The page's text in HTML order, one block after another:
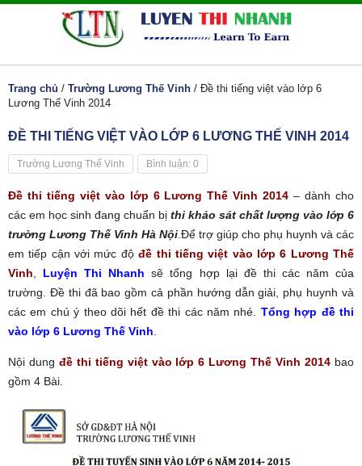
Trang chủ / Trường Lương Thế Vinh / Đề thi tiếng việt vào lớp 6
Lương Thế Vinh 2014
ĐỀ THI TIẾNG VIỆT VÀO LỚP 6 LƯƠNG THẾ VINH 2014
Trường Lương Thế Vinh Bình luận: 0
Đề thi tiếng việt vào lớp 6 Lương Thế Vinh 2014 – dành cho
các em học sinh đang chuẩn bị thi khảo sát chất lượng vào lớp 6
trường Lương Thế Vinh Hà Nội .Để trợ giúp cho phụ huynh và các
em tiếp cận với mức độđề thi tiếng việt vào lớp 6 Lương Thế
Vinh
Luyện Thi Nhanh sẽ tổng hợp lại đề thi các năm của
trường. Đề thi đã bao gồm cả phần hướng dẫn giải, phụ huynh và
các em chú ý theo dõi hết đề thi các năm nhé. Tổng hợp đề thi
vào lớp 6 Lương Thế Vinh
Nội dung đề thi tiếng việt vào lớp 6 Lương Thế Vinh 2014 bao
gồm 4 Bài.